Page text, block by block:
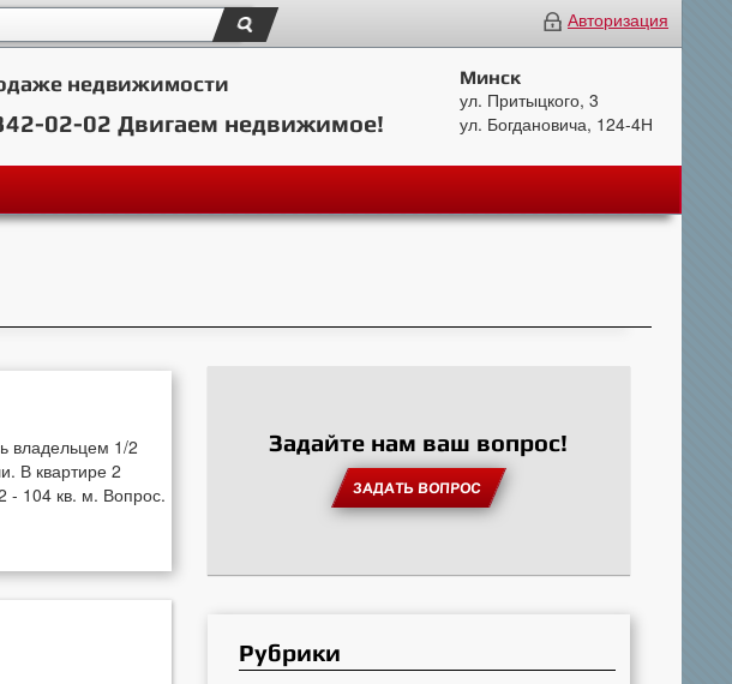
Авторизация
недвижимости
02-02 Двигаем недвижимое!
Минск
ул. Притыцкого, 3
ул. Богдановича, 124-4Н
владельцем 1/2
В квартире 2
- 104 кв. м. Вопрос.
Задайте нам ваш вопрос!
ЗАДАТЬ ВОПРОС
Рубрики